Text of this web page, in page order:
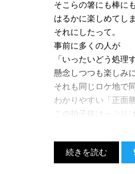
そこらの箸にも棒に
はるかに楽しめてし
それにしたって。
事前に多くの人が
「いったいどう処理
懸念しつつも楽しみ
それも同じロケ地で
わかりやすい「正面
この拍子抜けっぷりは
いやもちろん、
元の脚本にもちゃん